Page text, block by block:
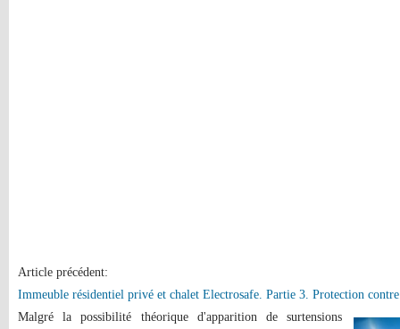
Article précédent:
Immeuble résidentiel privé et chalet Electrosafe. Partie 3. Protection
Malgré la possibilité théorique d'apparition de surtensions